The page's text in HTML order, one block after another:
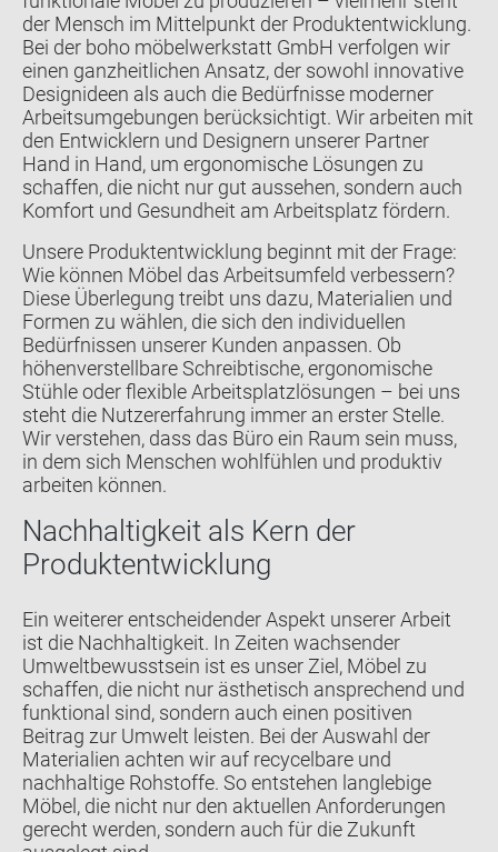
der Mensch im Mittelpunkt der Produktentwicklung.
Bei der boho möbelwerkstatt GmbH verfolgen wir
einen ganzheitlichen Ansatz, der sowohl innovative
Designideen als auch die Bedürfnisse moderner
Arbeitsumgebungen berücksichtigt. Wir arbeiten mit
den Entwicklern und Designern unserer Partner
Hand in Hand, um ergonomische Lösungen zu
schaffen, die nicht nur gut aussehen, sondern auch
Komfort und Gesundheit am Arbeitsplatz fördern.
Unsere Produktentwicklung beginnt mit der Frage:
Wie können Möbel das Arbeitsumfeld verbessern?
Diese Überlegung treibt uns dazu, Materialien und
Formen zu wählen, die sich den individuellen
Bedürfnissen unserer Kunden anpassen. Ob
höhenverstellbare Schreibtische, ergonomische
Stühle oder flexible Arbeitsplatzlösungen – bei uns
steht die Nutzererfahrung immer an erster Stelle.
Wir verstehen, dass das Büro ein Raum sein muss,
in dem sich Menschen wohlfühlen und produktiv
arbeiten können.
Nachhaltigkeit als Kern der
Produktentwicklung
Ein weiterer entscheidender Aspekt unserer Arbeit
ist die Nachhaltigkeit. In Zeiten wachsender
Umweltbewusstsein ist es unser Ziel, Möbel zu
schaffen, die nicht nur ästhetisch ansprechend und
funktional sind, sondern auch einen positiven
Beitrag zur Umwelt leisten. Bei der Auswahl der
Materialien achten wir auf recycelbare und
nachhaltige Rohstoffe. So entstehen langlebige
Möbel, die nicht nur den aktuellen Anforderungen
gerecht werden, sondern auch für die Zukunft